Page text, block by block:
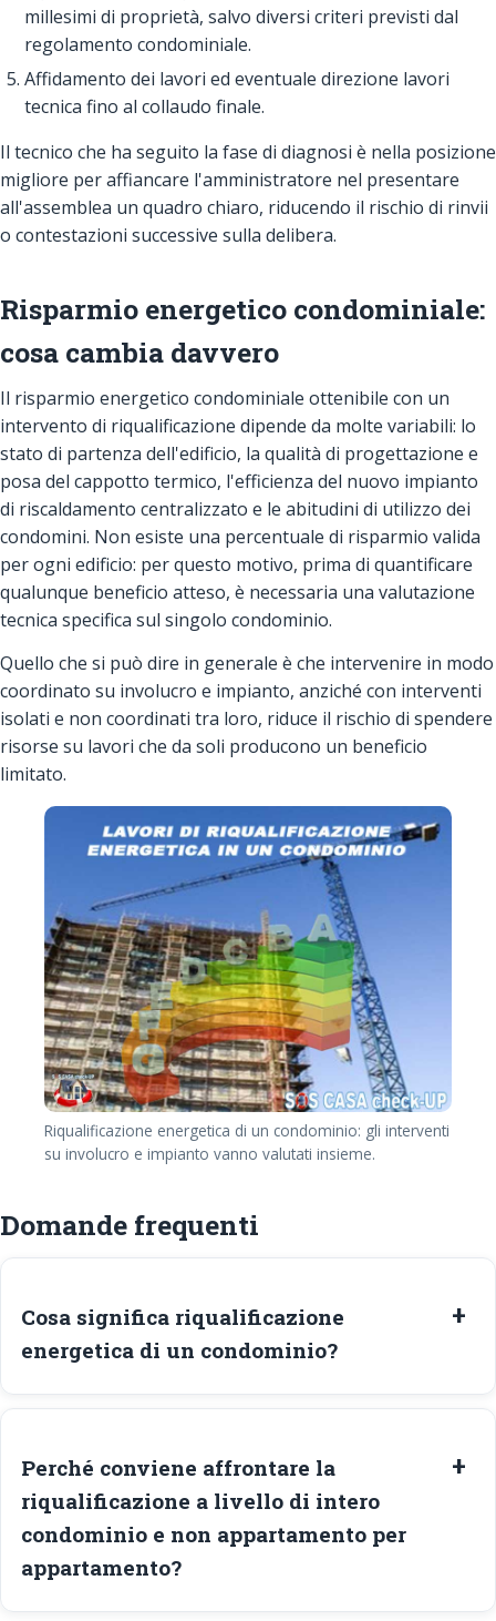
millesimi di proprietà, salvo diversi criteri previsti dal
regolamento condominiale.
Affidamento dei lavori ed eventuale direzione lavori
tecnica fino al collaudo finale.
Il tecnico che ha seguito la fase di diagnosi è nella posizione
migliore per affiancare l'amministratore nel presentare
all'assemblea un quadro chiaro, riducendo il rischio di rinvii
o contestazioni successive sulla delibera.
Risparmio energetico condominiale:
cosa cambia davvero
Il risparmio energetico condominiale ottenibile con un
intervento di riqualificazione dipende da molte variabili: lo
stato di partenza dell'edificio, la qualità di progettazione e
posa del cappotto termico, l'efficienza del nuovo impianto
di riscaldamento centralizzato e le abitudini di utilizzo dei
condomini. Non esiste una percentuale di risparmio valida
per ogni edificio: per questo motivo, prima di quantificare
qualunque beneficio atteso, è necessaria una valutazione
tecnica specifica sul singolo condominio.
Quello che si può dire in generale è che intervenire in modo
coordinato su involucro e impianto, anziché con interventi
isolati e non coordinati tra loro, riduce il rischio di spendere
risorse su lavori che da soli producono un beneficio
limitato.
Riqualificazione energetica di un condominio: gli interventi
su involucro e impianto vanno valutati insieme.
Domande frequenti
Cosa significa riqualificazione
energetica di un condominio?
Perché conviene affrontare la
riqualificazione a livello di intero
condominio e non appartamento per
appartamento?